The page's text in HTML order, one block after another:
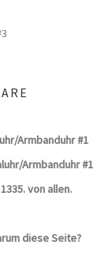
Armbanduhr #1
Armbanduhr #1
von allen.
diese Seite?